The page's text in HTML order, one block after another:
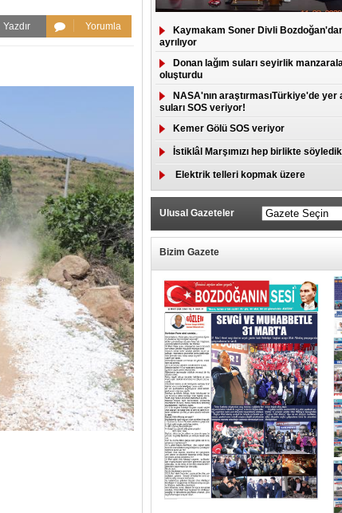
Yazdır Yorumla
Kaymakam Soner Divli
ayrılıyor
Donan lağım suları seyirlik
oluşturdu
NASA'nın araştırmasıTürkiye'de yer
suları SOS veriyor!
Kemer Gölü SOS veriyor
İstiklâl Marşımızı hep birlikte söyledik
Elektrik telleri kopmak üzere
Ulusal Gazeteler
Bizim Gazete